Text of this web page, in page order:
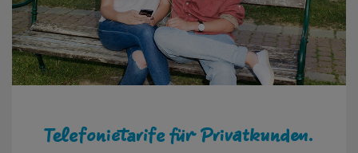
Telefonietarife für Privatkunden.